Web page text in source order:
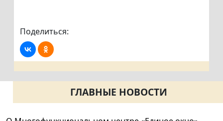
Поделиться:
ГЛАВНЫЕ НОВОСТИ